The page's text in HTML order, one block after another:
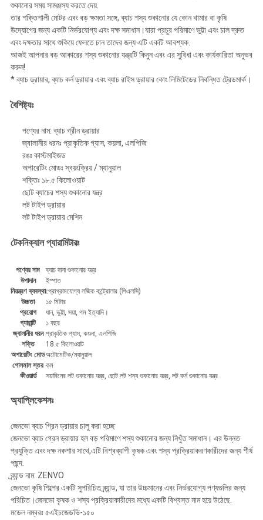
শুকানোর সময় সামঞ্জস্য করতে দেয়.
তার শক্তিশালী মোটর এবং বড় ক্ষমতা সঙ্গে, ব্যাচ শস্য শুকানোর যে কোন খামার বা কৃষি
উদ্যোগের জন্য একটি নির্ভরযোগ্য এবং দক্ষ সমাধান।যারা প্রচুর পরিমাণে ভুট্টা এবং চাল দ্রুত
এবং দক্ষতার সাথে শুকিয়ে ফেলতে চান তাদের জন্য এটি একটি আবশ্যক.
আজই আপনার বড় আকারের শস্য শুকানোর যন্ত্রটি কিনুন এবং এর সুবিধা এবং কার্যকারিতা অনুভব
করুন!
* ব্যাচ ড্রায়ার, ব্যাচ কর্ন ড্রায়ার এবং ব্যাচ রাইস ড্রায়ার কোং লিমিটেডের নিবন্ধিত ট্রেডমার্ক।
বৈশিষ্ট্যঃ
পণ্যের নাম: ব্যাচ গ্রীন ড্রায়ার
জ্বালানীর ধরনঃ প্রাকৃতিক গ্যাস, কয়লা, এলপিজি
রঙঃ কাস্টমাইজড
অপারেটিং মোডঃ স্বয়ংক্রিয় / ম্যানুয়াল
শক্তিঃ ১৮.৫ কিলোওয়াট
ছোট ব্যাচের শস্য শুকানোর যন্ত্র
লট টাইপ ড্রায়ার
লট টাইপ ড্রায়ার মেশিন
টেকনিক্যাল প্যারামিটারঃ
পণ্যের নাম
ব্যাচ দানা শুকানোর যন্ত্র
উপাদান
ইস্পাত
নিয়ন্ত্রণ ব্যবস্থাপ্রোগ্রামযোগ্য লজিক কন্ট্রোলার (পিএলসি)
উচ্চতা
১৫ মিটার
প্রয়োগ
ধান, ভুট্টা, সয়া, গম ইত্যাদি।
গ্যারান্টি
১ বছর
জ্বালানীর ধরন প্রাকৃতিক গ্যাস, কয়লা, এলপিজি
শক্তি
18.৫ কিলোওয়াট
অপারেটিং মোডঅটোমেটিক/ম্যানুয়াল
গোলমাল স্তর কম
কীওয়ার্ড
সয়াবিনের লট শুকানোর যন্ত্র, ছোট লট শস্য শুকানোর যন্ত্র, লট কর্ন শুকানোর যন্ত্র
অ্যাপ্লিকেশনঃ
জেনভো ব্যাচ গ্রিন ড্রায়ার চালু করা হচ্ছে
জেনভো ব্যাচ গ্রেন ড্রায়ার হল বড় পরিমাণে শস্য শুকানোর জন্য নিখুঁত সমাধান। এর উন্নত
প্রযুক্তি এবং দক্ষ নকশার সাথে,এটি বিশ্বব্যাপী কৃষক এবং শস্য প্রক্রিয়াকরণকারীদের জন্য শীর্ষ
পছন্দ.
ব্র্যান্ড নাম: ZENVO
জেনভো কৃষি শিল্পের একটি সুপরিচিত ব্র্যান্ড, যা তার উচ্চমানের এবং নির্ভরযোগ্য পণ্যগুলির জন্য
পরিচিত।জেনভো কৃষক ও শস্য প্রক্রিয়াকারীদের মধ্যে একটি বিশ্বস্ত নাম হয়ে উঠেছে.
মডেল নম্বরঃ ৫এইচজেডভি-১৫০